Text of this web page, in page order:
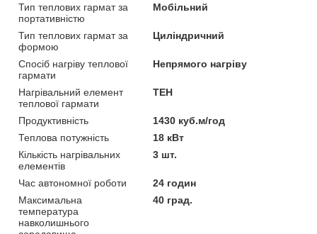
Тип теплових гармат за
портативністю
Мобільний
Тип теплових гармат за
формою
Циліндричний
Спосіб нагріву теплової
гармати
Непрямого нагріву
Нагрівальний елемент
теплової гармати
ТЕН
Продуктивність
1430 куб.м/год
Теплова потужність
18 кВт
Кількість нагрівальних
елементів
3 шт.
Час автономної роботи
24 годин
Максимальна
температура
навколишнього
40 град.